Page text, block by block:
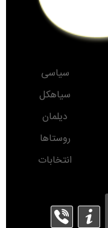
سیاسی
سیاهکل
دیلمان
روستاها
انتخابات